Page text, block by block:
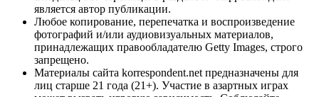
является автор публикации.
Любое копирование, перепечатка и воспроизведение
фотографий и/или аудиовизуальных материалов,
принадлежащих правообладателю Getty Images, строго
запрещено.
Материалы сайта korrespondent.net предназначены для
лиц старше 21 года (21+). Участие в азартных играх